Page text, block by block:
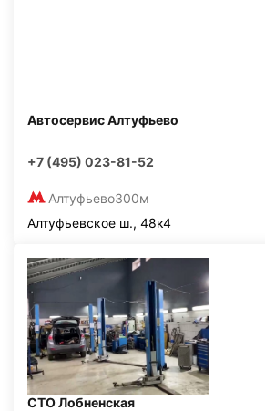
Автосервис Алтуфьево
+7 (495) 023-81-52
Алтуфьево300м
Алтуфьевское ш., 48к4
СТО Лобненская